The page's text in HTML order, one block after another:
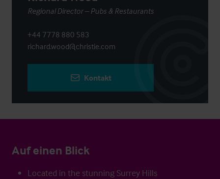
Regional Director – Pubs & Restaurants
+44 7778 880 583
richard.wood@christie.com
Kontakt
Auf einen Blick
Located in the stunning Surrey Hills